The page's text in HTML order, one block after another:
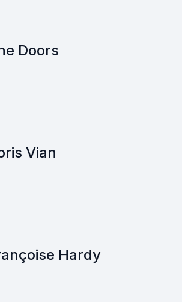
Doors
Vian
Hardy